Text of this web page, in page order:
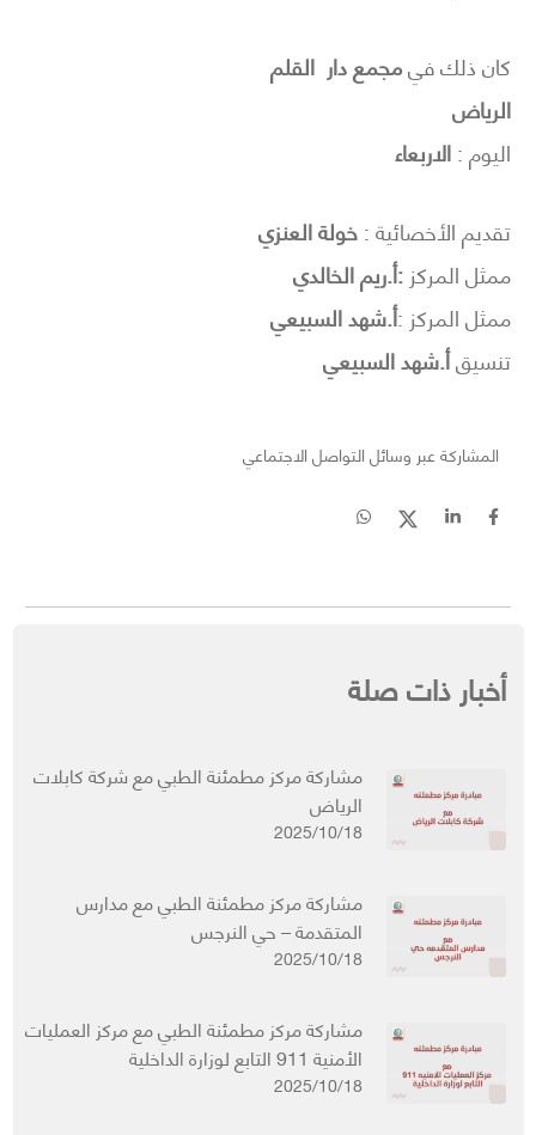
كان ذلك فيمجمع دار القلم
الرياض
اليوم :الاربعاء
تقديم الأخصائية :خولة العنزي
ممثل المركز :أ.ريم الخالدي
ممثل المركز :أ.شهد السبيعي
تنسيقأ.شهد السبيعي
المشاركة عبر وسائل التواصل الاجتماعي
أخبار ذات صلة
مشاركة مركز مطمئنة الطبي مع شركة كابلات
الرياض
2025/10/18
مشاركة مركز مطمئنة الطبي مع مدارس
المتقدمة – حي النرجس
2025/10/18
مشاركة مركز مطمئنة الطبي مع مركز العمليات
الأمنية 911 التابع لوزارة الداخلية
2025/10/18